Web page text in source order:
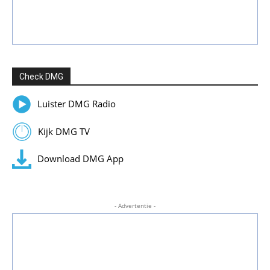
Check DMG
Luister DMG Radio
Kijk DMG TV
Download DMG App
- Advertentie -